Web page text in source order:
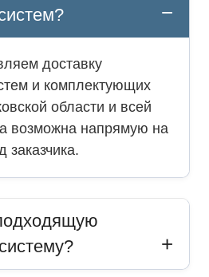
доставку
и комплектующих
области и всей
возможна напрямую на
заказчика.